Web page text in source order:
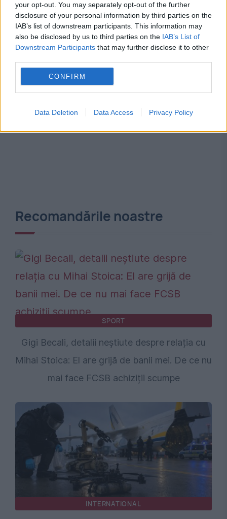
your opt-out. You may separately opt-out of the further
disclosure of your personal information by third parties on the
IAB’s list of downstream participants. This information may
also be disclosed by us to third parties on the IAB’s List of
Downstream Participants that may further disclose it to other
CONFIRM
Data Deletion Data Access Privacy Policy
ion tiriac otopeni
Recomandările noastre
SPORT
Gigi Becali, detalii neștiute despre relația cu
Mihai Stoica: El are grijă de banii mei. De ce nu
mai face FCSB achiziții scumpe
INTERNATIONAL